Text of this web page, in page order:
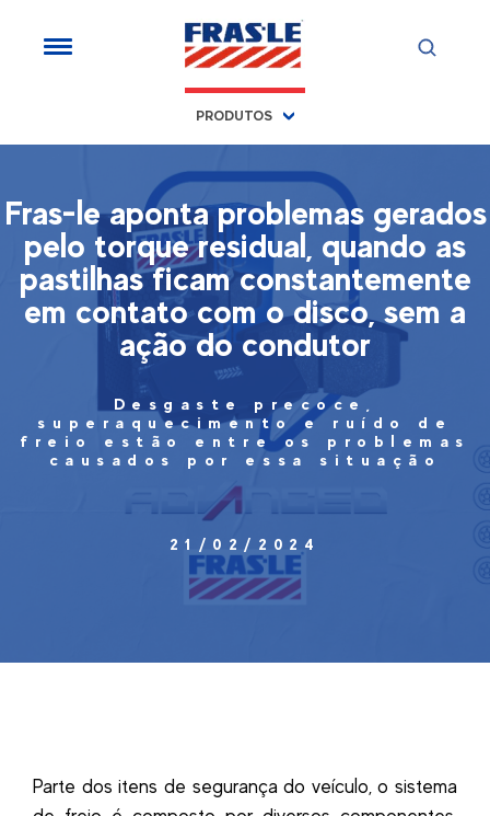
PRODUTOS
Fras-le aponta problemas gerados
pelo torque residual, quando as
pastilhas ficam constantemente
em contato com o disco, sem a
ação do condutor
Desgaste precoce,
superaquecimento e ruído de
freio estão entre os problemas
causados por essa situação
21/02/2024
Parte dos itens de segurança do veículo, o sistema